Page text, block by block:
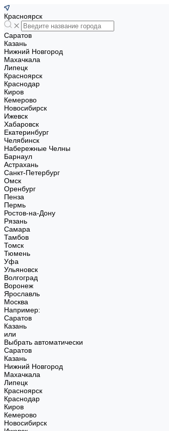
Красноярск
Саратов
Казань
Нижний Новгород
Махачкала
Липецк
Красноярск
Краснодар
Киров
Кемерово
Новосибирск
Ижевск
Хабаровск
Екатеринбург
Челябинск
Набережные Челны
Барнаул
Астрахань
Санкт-Петербург
Омск
Оренбург
Пенза
Пермь
Ростов-на-Дону
Рязань
Самара
Тамбов
Томск
Тюмень
Уфа
Ульяновск
Волгоград
Воронеж
Ярославль
Москва
Например:
Саратов
Казань
или
Выбрать автоматически
Саратов
Казань
Нижний Новгород
Махачкала
Липецк
Красноярск
Краснодар
Киров
Кемерово
Новосибирск